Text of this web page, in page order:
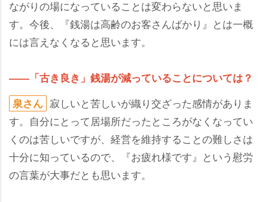
ながりの場になっていることは変わらないと思いま
す。今後、『銭湯は高齢のお客さんばかり』とは一概
には言えなくなると思います。
――「古き良き」銭湯が減っていることについては？
泉さん 寂しいと苦しいが織り交ざった感情がありま
す。自分にとって居場所だったところがなくなってい
くのは苦しいですが、経営を維持することの難しさは
十分に知っているので、『お疲れ様です』という慰労
の言葉が大事だとも思います。